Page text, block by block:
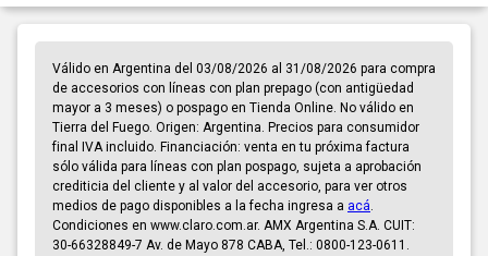
Válido en Argentina del 03/08/2026 al 31/08/2026 para compra
de accesorios con líneas con plan prepago (con antigüedad
mayor a 3 meses) o pospago en Tienda Online. No válido en
Tierra del Fuego. Origen: Argentina. Precios para consumidor
final IVA incluido. Financiación: venta en tu próxima factura
sólo válida para líneas con plan pospago, sujeta a aprobación
crediticia del cliente y al valor del accesorio, para ver otros
medios de pago disponibles a la fecha ingresa a acá
Condiciones en www.claro.com.ar. AMX Argentina S.A. CUIT:
30-66328849-7 Av. de Mayo 878 CABA, Tel.: 0800-123-0611.